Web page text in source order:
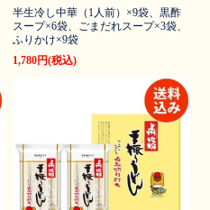
半生冷し中華（1人前）×9袋、黒酢
スープ×6袋、ごまだれスープ×3袋、
ふりかけ×9袋
1,780円(税込)